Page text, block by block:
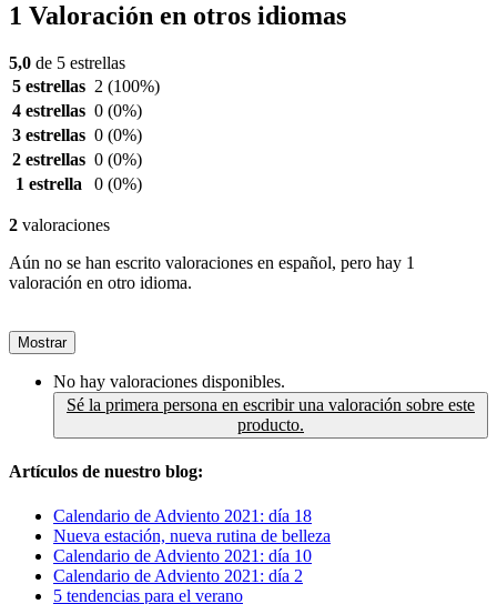
1 Valoración en otros idiomas
5,0 de 5 estrellas
5 estrellas 2 (100%)
4 estrellas 0 (0%)
3 estrellas 0 (0%)
2 estrellas 0 (0%)
1 estrella
0 (0%)
2 valoraciones
Aún no se han escrito valoraciones en español, pero hay 1
valoración en otro idioma.
Mostrar
No hay valoraciones disponibles.
Sé la primera persona en escribir una valoración sobre este
producto.
Artículos de nuestro blog:
Calendario de Adviento 2021: día 18
Nueva estación, nueva rutina de belleza
Calendario de Adviento 2021: día 10
Calendario de Adviento 2021: día 2
5 tendencias para el verano